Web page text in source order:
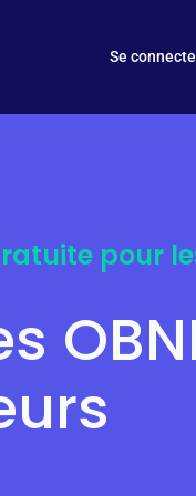
Se
pour